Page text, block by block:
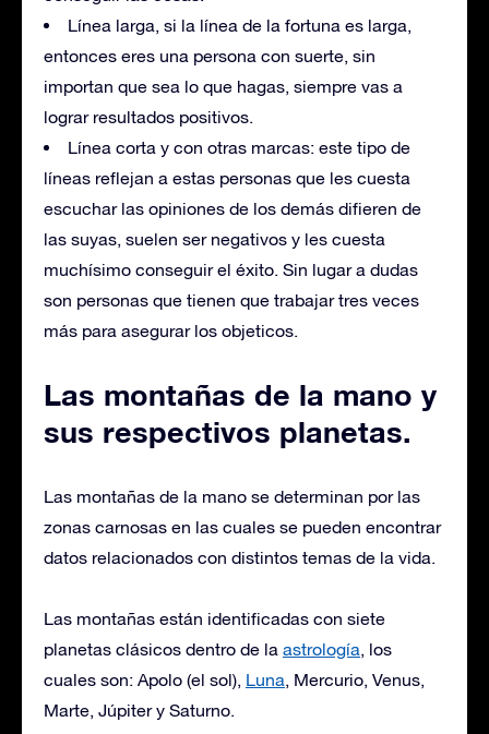
Línea larga, si la línea de la fortuna es larga,
entonces eres una persona con suerte, sin
importan que sea lo que hagas, siempre vas a
lograr resultados positivos.
Línea corta y con otras marcas: este tipo de
líneas reflejan a estas personas que les cuesta
escuchar las opiniones de los demás difieren de
las suyas, suelen ser negativos y les cuesta
muchísimo conseguir el éxito. Sin lugar a dudas
son personas que tienen que trabajar tres veces
más para asegurar los objeticos.
Las montañas de la mano y
sus respectivos planetas.
Las montañas de la mano se determinan por las
zonas carnosas en las cuales se pueden encontrar
datos relacionados con distintos temas de la vida.
Las montañas están identificadas con siete
planetas clásicos dentro de la astrología, los
cuales son: Apolo (el sol), Luna, Mercurio, Venus,
Marte, Júpiter y Saturno.